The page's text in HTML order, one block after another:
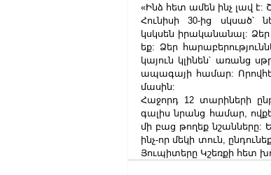
«Ինձ հետ ամեն ինչ լավ է:
Հունիսի 30-ից սկսած՝
կսկսեն իրականանալ:
եք: Ձեր
կայուն կլինեն՝ առանց
ապագայի համար:
մասին:
Հաջորդ 12 տարիների
գալիս նրանց համար,
մի բաց թողեք նշանները:
ինչ-որ մեկի տուն,
Յուպիտերը Կշեռքի հետ